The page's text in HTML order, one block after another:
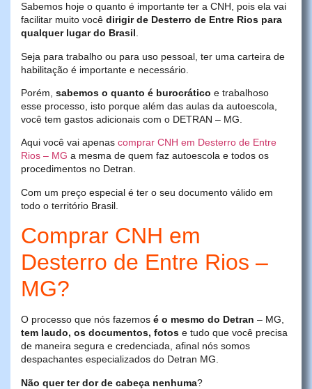
Sabemos hoje o quanto é importante ter a CNH, pois ela vai
facilitar muito você dirigir de Desterro de Entre Rios para
qualquer lugar do Brasil.
Seja para trabalho ou para uso pessoal, ter uma carteira de
habilitação é importante e necessário.
Porém, sabemos o quanto é burocrático e trabalhoso
esse processo, isto porque além das aulas da autoescola,
você tem gastos adicionais com o DETRAN – MG.
Aqui você vai apenas comprar CNH em Desterro de Entre
Rios – MG a mesma de quem faz autoescola e todos os
procedimentos no Detran.
Com um preço especial é ter o seu documento válido em
todo o território Brasil.
Comprar CNH em
Desterro de Entre Rios –
MG?
O processo que nós fazemos é o mesmo do Detran – MG,
tem laudo, os documentos, fotos e tudo que você precisa
de maneira segura e credenciada, afinal nós somos
despachantes especializados do Detran MG.
Não quer ter dor de cabeça nenhuma?